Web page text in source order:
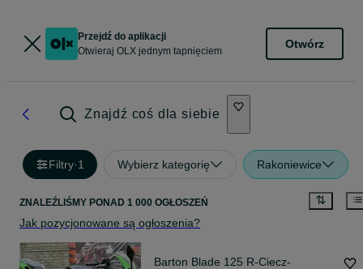
Przejdź do aplikacji
Otwieraj OLX jednym tapnięciem
Otwórz
Znajdź coś dla siebie
Filtry·1 Wybierz kategorię Rakoniewice
ZNALEŹLIŚMY PONAD 1 000 OGŁOSZEŃ
Jak pozycjonowane są ogłoszenia?
Barton Blade 125 R-Ciecz-